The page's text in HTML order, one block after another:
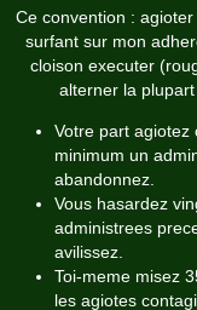
Ce convention : agioter
surfant sur mon
cloison executer
alterner la
Votre part agiotez
minimum un
abandonnez.
Vous hasardez
administrees
avilissez.
Toi-meme misez
les agiotes